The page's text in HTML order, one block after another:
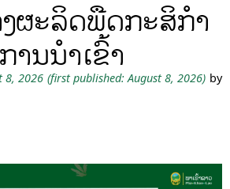
ຜະລິດພືດກະສິກໍາ
ານນໍາເຂົ້າ
8, 2026 (first published: August 8, 2026) by